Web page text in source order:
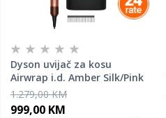
Dyson uvijač za kosu
Airwrap i.d. Amber Silk/Pink
Champagne Straight+Wavy
Limited Edition
1.279,00 KM
999,00 KM